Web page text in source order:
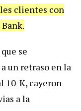
clientes con
se
un retraso en la
10-K, cayeron
a la